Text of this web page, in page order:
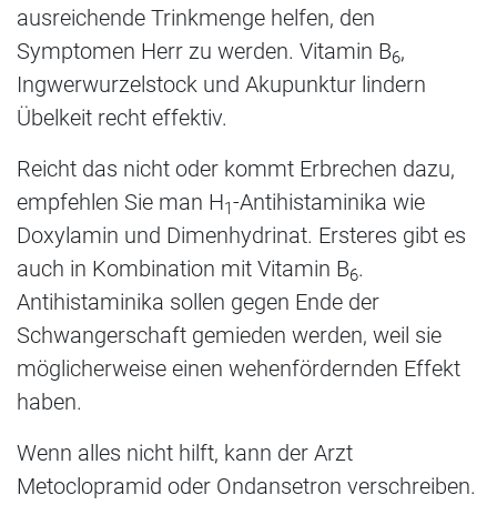
ausreichende Trinkmenge helfen, den
Symptomen Herr zu werden. Vitamin B6,
Ingwerwurzelstock und Akupunktur lindern
Übelkeit recht effektiv.
Reicht das nicht oder kommt Erbrechen dazu,
empfehlen Sie man H1-Antihistaminika wie
Doxylamin und Dimenhydrinat. Ersteres gibt es
auch in Kombination mit Vitamin B6.
Antihistaminika sollen gegen Ende der
Schwangerschaft gemieden werden, weil sie
möglicherweise einen wehenfördernden Effekt
haben.
Wenn alles nicht hilft, kann der Arzt
Metoclopramid oder Ondansetron verschreiben.